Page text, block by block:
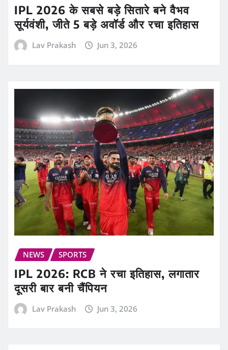
IPL 2026 के सबसे बड़े सितारे बने वैभव
सूर्यवंशी, जीते 5 बड़े अवॉर्ड और रचा इतिहास
Lav Prakash Jun 3, 2026
NEWS SPORTS
IPL 2026: RCB ने रचा इतिहास, लगातार
दूसरी बार बनी चैंपियन
Lav Prakash Jun 3, 2026